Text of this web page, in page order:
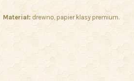
Materiał: drewno, papier klasy premium.